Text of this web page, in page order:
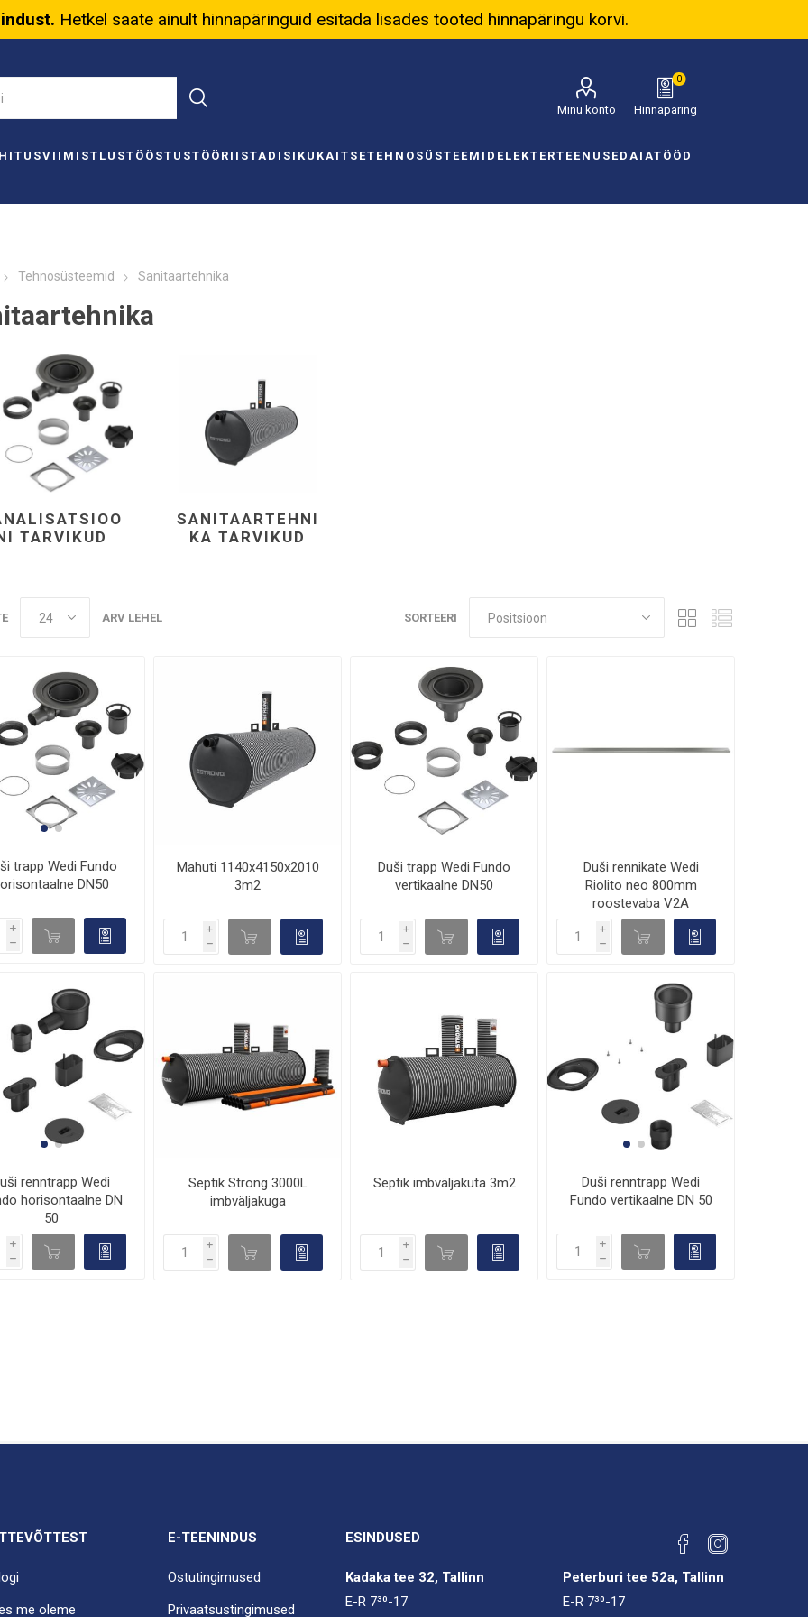
Hetkel saate ainult hinnapäringuid esitada lisades tooted hinnapäringu korvi.
Minu konto Hinnapäring
0
VIIMISTLUSTÖÖSTUSTÖÖRIISTAD ISIKUKAITSETEHNOSÜSTEEMID ELEKTERTEENUSEDAIATÖÖD
Tehnosüsteemid Sanitaartehnika
TARVIKUD
SANITAARTEHNI
KA TARVIKUD
SORTEERI
ARV LEHEL
trapp Wedi Fundo
DN50
i
h d 
Mahuti 1140x4150x2010
3m2
i
h d 
Duši trapp Wedi Fundo
vertikaalne DN50
i
h d 
Duši rennikate Wedi
Riolito neo 800mm
roostevaba V2A
i
h d 
renntrapp Wedi
horisontaalne DN
50
i
h d 
Septik Strong 3000L
imbväljakuga
i
h d 
Septik imbväljakuta 3m2
i
h d 
Duši renntrapp Wedi
Fundo vertikaalne DN 50
i
h d 
me oleme
E-TEENINDUS
Ostutingimused
Privaatsustingimused
ESINDUSED
Kadaka tee 32, Tallinn
E-R 7³⁰-17
Peterburi tee 52a, Tallinn
E-R 7³⁰-17